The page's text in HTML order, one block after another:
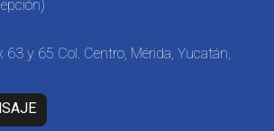
y 65 Col. Centro, Mérida, Yucatán,